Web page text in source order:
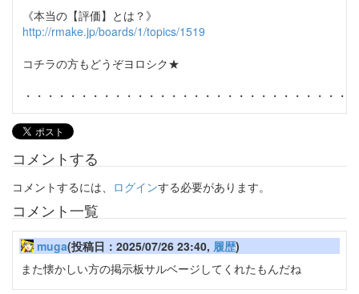
《本当の【評価】とは？》
http://rmake.jp/boards/1/topics/1519
コチラの方もどうぞヨロシク★
・・・・・・・・・・・・・・・・・・・・・・・・・・・・・・
コメントする
コメントするには、 ログインする必要があります。
コメント一覧
muga(投稿日：2025/07/26 23:40, 履歴)
また懐かしい方の掲示板サルベージしてくれたもんだね